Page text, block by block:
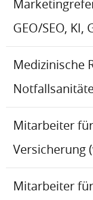
GEO/SEO, KI,
Medizinische
Mitarbeiter
Versicherung
Mitarbeiter